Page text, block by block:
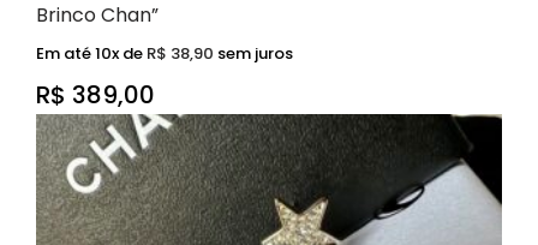
Brinco Chan”
R$ 389,00
Em até 10x de R$ 38,90 sem juros